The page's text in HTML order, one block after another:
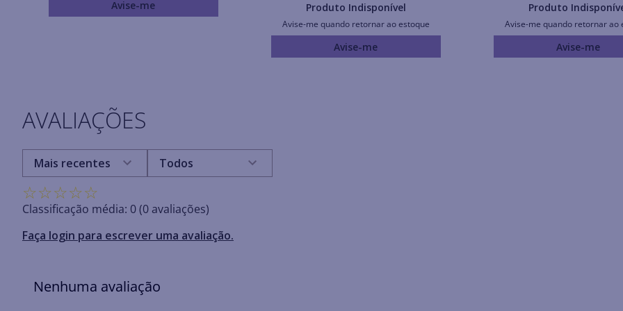
Avise-me Produto Indisponível
Avise-me quando retornar ao estoque
Avise-me
Produto
Avise-me quando retornar ao
Avise-me
AVALIAÇÕES
☆☆☆☆☆
Classificação média: 0(0 avaliações)
Faça login para escrever uma avaliação.
Mais recentes Todos
Nenhuma avaliação